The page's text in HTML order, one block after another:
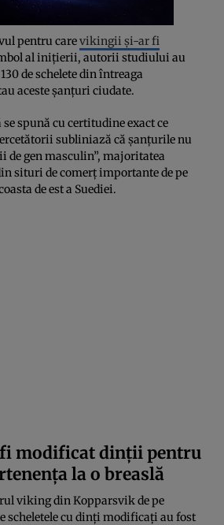
pentru carevikingii și-ar fi
al inițierii, autorii studiului au
de schelete din întreaga
aceste șanțuri ciudate.
spună cu certitudine exact ce
subliniază că șanțurile nu
de gen masculin”, majoritatea
situri de comerț importante de pe
de est a Suediei.
modificat dinții pentru
la o breaslă
viking din Kopparsvik de pe
scheletele cu dinți modificați au fost